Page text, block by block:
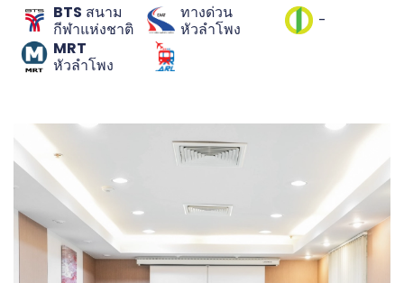
BTS สนาม
กีฬาแห่งชาติ
ทางด่วน
หัวลำโพง
-
MRT
หัวลำโพง